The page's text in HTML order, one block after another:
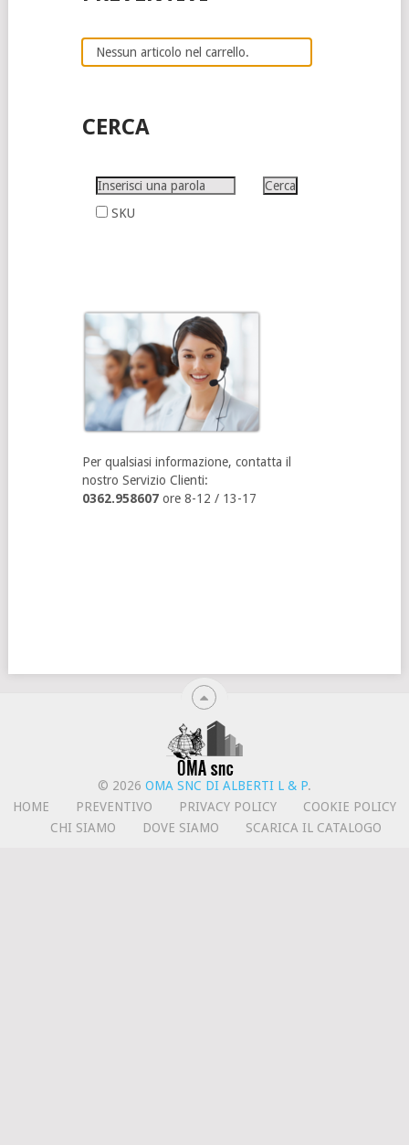
Nessun articolo nel carrello.
CERCA
SKU
Per qualsiasi informazione, contatta il
nostro Servizio Clienti:
0362.958607ore 8-12 / 13-17
© 2026 OMA SNC DI ALBERTI L & P.
HOME
PREVENTIVO PRIVACY POLICY
COOKIE POLICY
CHI SIAMO
DOVE SIAMO SCARICA IL CATALOGO